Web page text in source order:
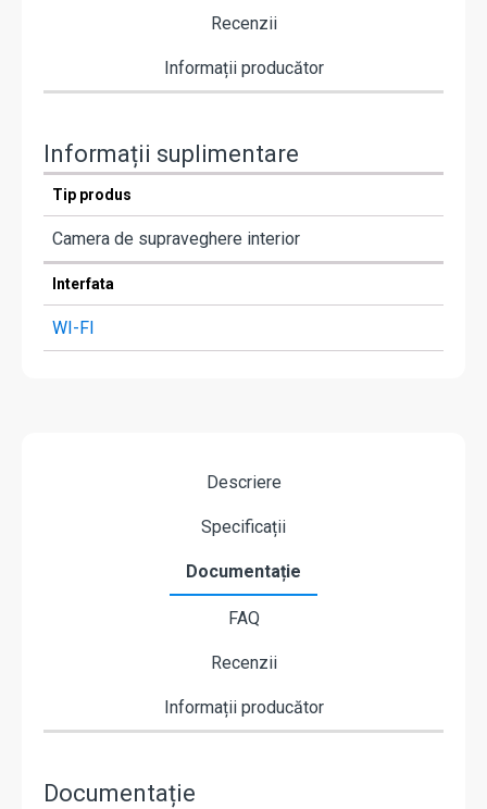
Recenzii
Informații producător
Informații suplimentare
Tip produs
Camera de supraveghere interior
Interfata
WI-FI
Descriere
Specificații
Documentație
FAQ
Recenzii
Informații producător
Documentație